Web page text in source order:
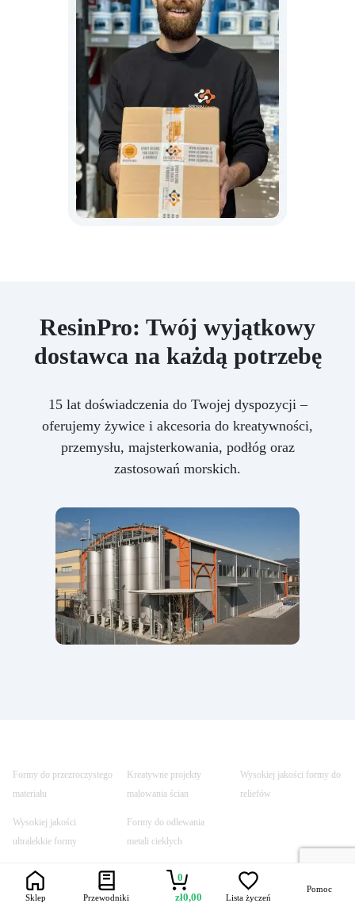
ResinPro: Twój wyjątkowy
dostawca na każdą potrzebę
15 lat doświadczenia do Twojej dyspozycji –
oferujemy żywice i akcesoria do kreatywności,
przemysłu, majsterkowania, podłóg oraz
zastosowań morskich.
Formy do przezroczystego
materiału
Kreatywne projekty
malowania ścian
Wysokiej jakości formy do
reliefów
Wysokiej jakości
ultralekkie formy
Formy do odlewania
metali ciekłych
Sklep Przewodniki
0
zł0,00 Lista życzeń
Pomoc